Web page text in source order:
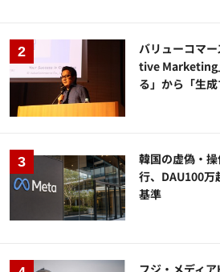
バリューコマ
tive Marketing
る」から「生
韓国の虚偽・
行、DAU100万
基準
フジ・メディ